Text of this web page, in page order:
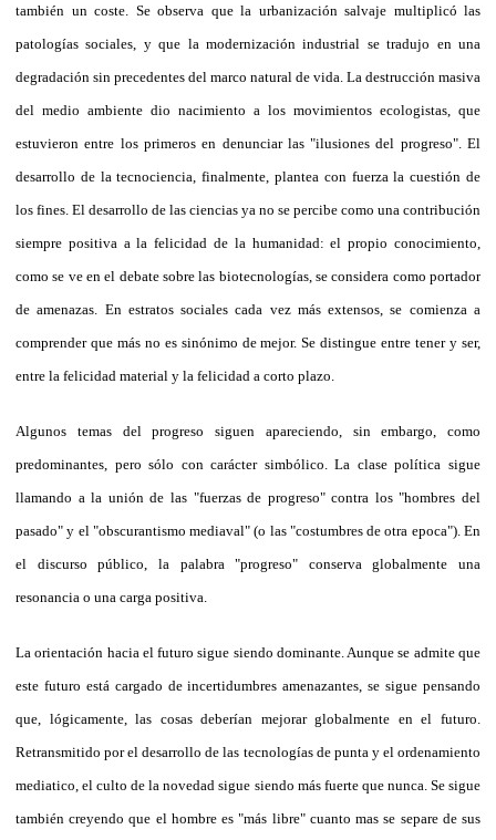
también un coste. Se observa que la urbanización salvaje multiplicó las
patologías sociales, y que la modernización industrial se tradujo en una
degradación sin precedentes del marco natural de vida. La destrucción masiva
del medio ambiente dio nacimiento a los movimientos ecologistas, que
estuvieron entre los primeros en denunciar las "ilusiones del progreso". El
desarrollo de la tecnociencia, finalmente, plantea con fuerza la cuestión de
los fines. El desarrollo de las ciencias ya no se percibe como una contribución
siempre positiva a la felicidad de la humanidad: el propio conocimiento,
como se ve en el debate sobre las biotecnologías, se considera como portador
de amenazas. En estratos sociales cada vez más extensos, se comienza a
comprender que más no es sinónimo de mejor. Se distingue entre tener y ser,
entre la felicidad material y la felicidad a corto plazo.
Algunos temas del progreso siguen apareciendo, sin embargo, como
predominantes, pero sólo con carácter simbólico. La clase política sigue
llamando a la unión de las "fuerzas de progreso" contra los "hombres del
pasado" y el "obscurantismo mediaval" (o las "costumbres de otra epoca"). En
el discurso público, la palabra "progreso" conserva globalmente una
resonancia o una carga positiva.
La orientación hacia el futuro sigue siendo dominante. Aunque se admite que
este futuro está cargado de incertidumbres amenazantes, se sigue pensando
que, lógicamente, las cosas deberían mejorar globalmente en el futuro.
Retransmitido por el desarrollo de las tecnologías de punta y el ordenamiento
mediatico, el culto de la novedad sigue siendo más fuerte que nunca. Se sigue
también creyendo que el hombre es "más libre" cuanto mas se separe de sus